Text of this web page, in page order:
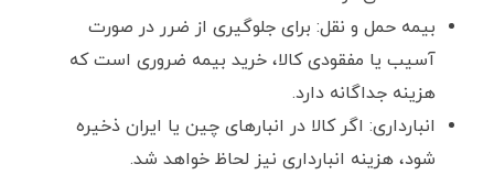
بیمه حمل ‌و نقل: برای جلوگیری از ضرر در صورت
آسیب یا مفقودی کالا، خرید بیمه ضروری است که
هزینه جداگانه دارد.
انبارداری: اگر کالا در انبارهای چین یا ایران ذخیره
شود، هزینه انبارداری نیز لحاظ خواهد شد.